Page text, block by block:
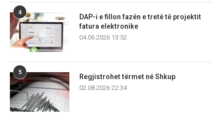
4
DAP-i e fillon fazën e tretë të projektit
fatura elektronike
04.06.2026 13:52
5
Regjistrohet tërmet në Shkup
02.08.2026 22:34